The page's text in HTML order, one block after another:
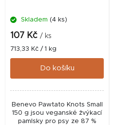
Skladem (4 ks)
107 Kč / ks
Měrná
cena:
713,33 Kč / 1 kg
Do košíku
Benevo Pawtato Knots Small
150 g jsou veganské žvýkací
pamlsky pro psy ze 87 %